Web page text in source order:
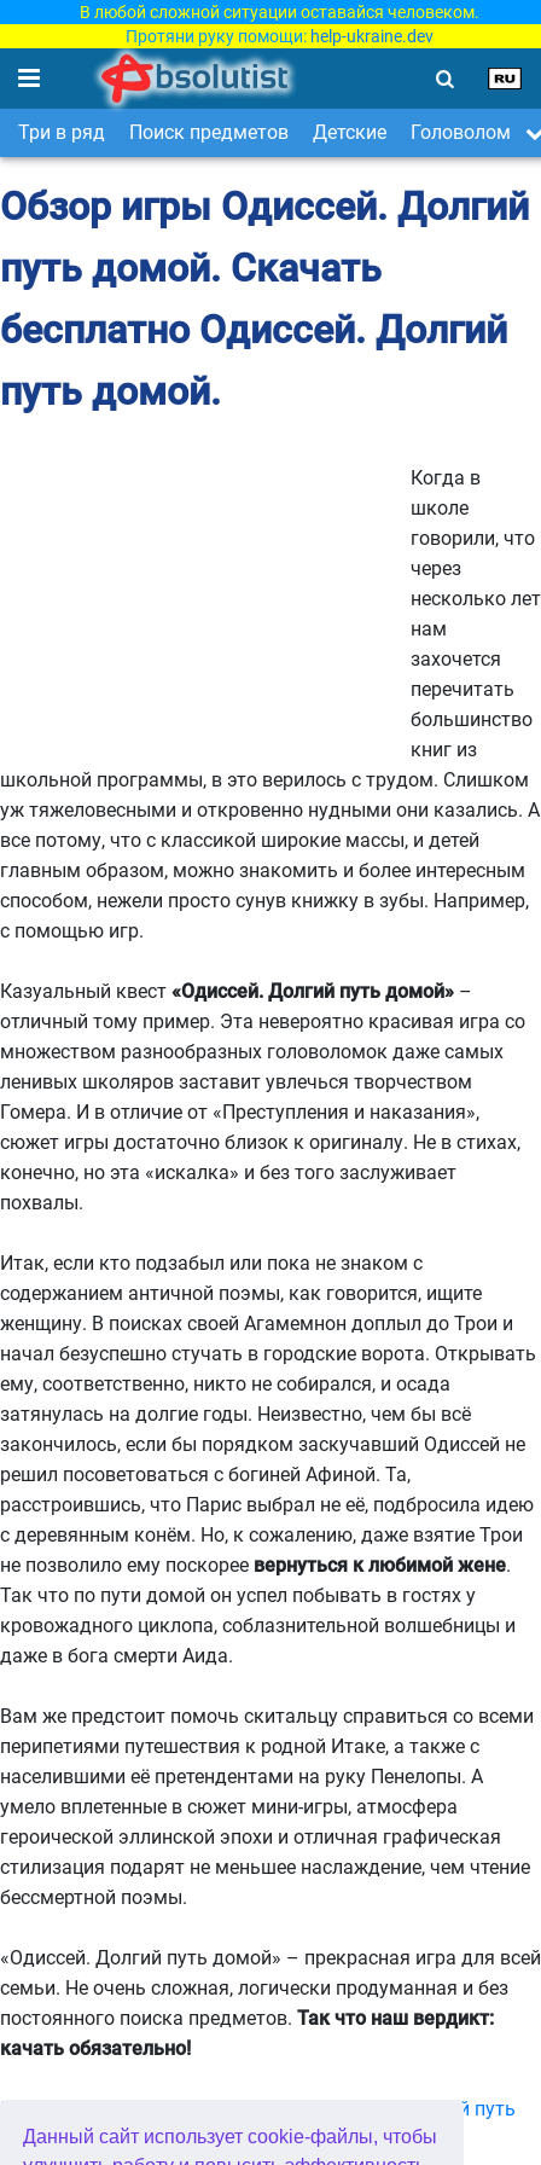
Данный сайт использует cookie-файлы, чтобы
В любой сложной ситуации оставайся человеком.
Протяни руку помощи: help-ukraine.dev
Три в ряд Поиск предметов Детские Головоломки
Обзор игры Одиссей. Долгий
путь домой. Скачать
бесплатно Одиссей. Долгий
путь домой.
Когда в
школе
говорили, что
через
несколько лет
нам
захочется
перечитать
большинство
книг из
школьной программы, в это верилось с трудом. Слишком
уж тяжеловесными и откровенно нудными они казались. А
все потому, что с классикой широкие массы, и детей
главным образом, можно знакомить и более интересным
способом, нежели просто сунув книжку в зубы. Например,
с помощью игр.
Казуальный квест «Одиссей. Долгий путь домой» –
отличный тому пример. Эта невероятно красивая игра со
множеством разнообразных головоломок даже самых
ленивых школяров заставит увлечься творчеством
Гомера. И в отличие от «Преступления и наказания»,
сюжет игры достаточно близок к оригиналу. Не в стихах,
конечно, но эта «искалка» и без того заслуживает
похвалы.
Итак, если кто подзабыл или пока не знаком с
содержанием античной поэмы, как говорится, ищите
женщину. В поисках своей Агамемнон доплыл до Трои и
начал безуспешно стучать в городские ворота. Открывать
ему, соответственно, никто не собирался, и осада
затянулась на долгие годы. Неизвестно, чем бы всё
закончилось, если бы порядком заскучавший Одиссей не
решил посоветоваться с богиней Афиной. Та,
расстроившись, что Парис выбрал не её, подбросила идею
с деревянным конём. Но, к сожалению, даже взятие Трои
не позволило ему поскорее вернуться к любимой жене.
Так что по пути домой он успел побывать в гостях у
кровожадного циклопа, соблазнительной волшебницы и
даже в бога смерти Аида.
Вам же предстоит помочь скитальцу справиться со всеми
перипетиями путешествия к родной Итаке, а также с
населившими её претендентами на руку Пенелопы. А
умело вплетенные в сюжет мини-игры, атмосфера
героической эллинской эпохи и отличная графическая
стилизация подарят не меньшее наслаждение, чем чтение
бессмертной поэмы.
«Одиссей. Долгий путь домой» – прекрасная игра для всей
семьи. Не очень сложная, логически продуманная и без
постоянного поиска предметов. Так что наш вердикт:
качать обязательно!
Информация и скриншоты к игре «Одиссей. Долгий путь
домой»